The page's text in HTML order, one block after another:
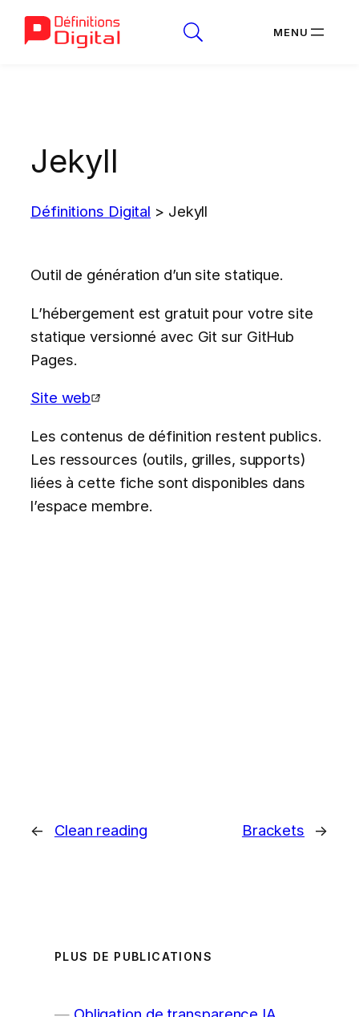
Jekyll
Définitions Digital > Jekyll
Outil de génération d’un site statique.
L’hébergement est gratuit pour votre site
statique versionné avec Git sur GitHub
Pages.
Site web
Les contenus de définition restent publics.
Les ressources (outils, grilles, supports)
liées à cette fiche sont disponibles dans
l’espace membre.
← Clean reading Brackets →
PLUS DE PUBLICATIONS